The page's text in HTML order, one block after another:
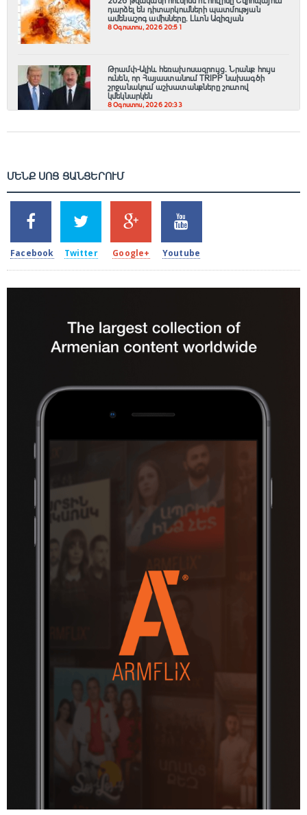
դարձել են դիտարկումների պատմության
ամենաշոգ ամիսները․ Լևոն Ազիզյան
8 Օգոստոս, 2026 20:51
Թրամփ-Ալիև հեռախոսազրույց. Նրանք հույս
ունեն, որ Հայաստանում TRIPP նախագծի
շրջանակում աշխատանքները շուտով
կմեկնարկեն
8 Օգոստոս, 2026 20:33
ՄԵՆՔ ՍՈՑ ՑԱՆՑԵՐՈՒՄ
2k
SHARES
Facebook
1.5k
TWEETS
Twitter
203
SHARES
Google+
620
SHARES
Youtube